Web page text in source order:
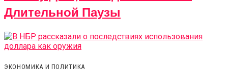
Длительной Паузы
ЭКОНОМИКА И ПОЛИТИКА